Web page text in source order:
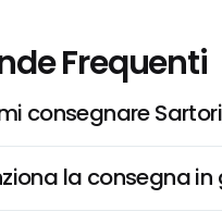
Frequenti
consegnare
la consegna in